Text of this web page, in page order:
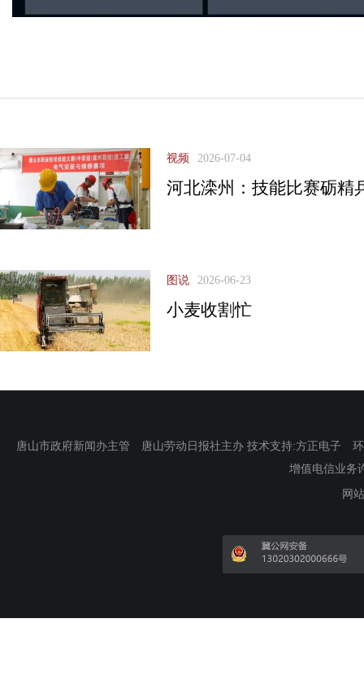
视频 2026-07-04
河北滦州：技能比赛砺精
图说 2026-06-23
小麦收割忙
唐山市政府新闻办主管 唐山劳动日报社主办 技术支持:方正电子
增值电信业务
网